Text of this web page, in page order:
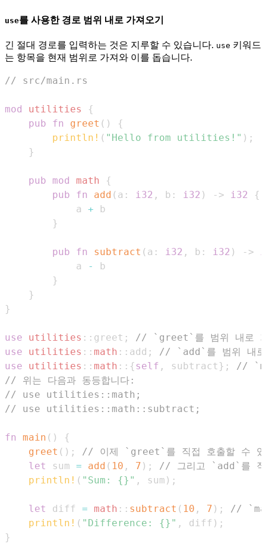
use를 사용한 경로 범위 내로 가져오기
긴 절대 경로를 입력하는 것은 지루할 수 있습니다. use 키워드
는 항목을 현재 범위로 가져와 이를 돕습니다.
// src/main.rs
mod utilities
{
pub
fn greet ( )
{
println! ( "Hello from utilities!" ) ;
}
pub mod math
{
pub
fn add ( a : i32 , b : i32 ) -> i32
{
            a
+
}
pub fn subtract ( a : i32 , b : i32 ) ->
            a
-
}
}
}
use utilities :: greet ;
// `greet`를 범위 내로 가
use
utilities :: math :: add ;
// `add`를 범위 내로
use
utilities :: math :: {self , subtract } ;
//
// 위는 다음과 동등합니다:
// use utilities::math;
// use utilities::math::subtract;
fn main ( )
{
greet ( ) ;
// 이제 `greet`를 직접 호출할 수 있
let
sum = add ( 10 , 7 ) ;
// 그리고 `add`를 직
println! ( "Sum: {}" , sum ) ;
let diff = math :: subtract ( 10 , 7 ) ;
//
println! ( "Difference: {}" , diff ) ;
}